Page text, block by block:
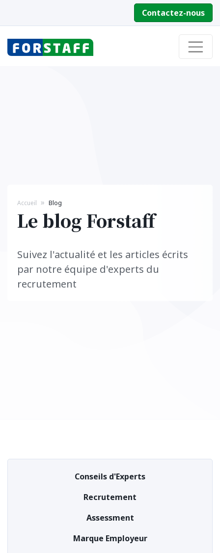
Contactez-nous
Accueil Blog
Le blog Forstaff
Suivez l'actualité et les articles écrits
par notre équipe d'experts du
recrutement
Conseils d'Experts
Recrutement
Assessment
Marque Employeur